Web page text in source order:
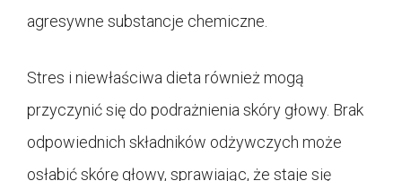
agresywne substancje chemiczne.
Stres i niewłaściwa dieta również mogą
przyczynić się do podrażnienia skóry głowy. Brak
odpowiednich składników odżywczych może
osłabić skórę głowy, sprawiając, że staje się